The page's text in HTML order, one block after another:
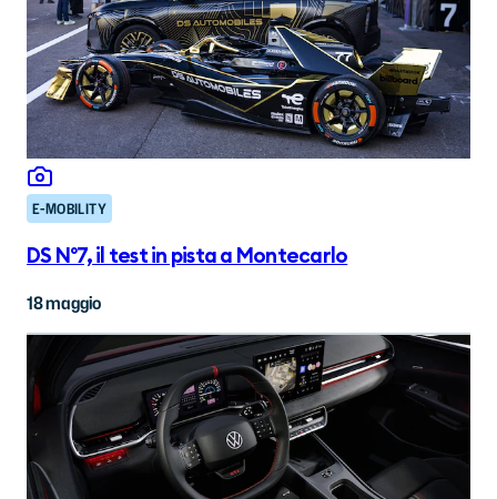
E-MOBILITY
DS N°7, il test in pista a Montecarlo
18 maggio